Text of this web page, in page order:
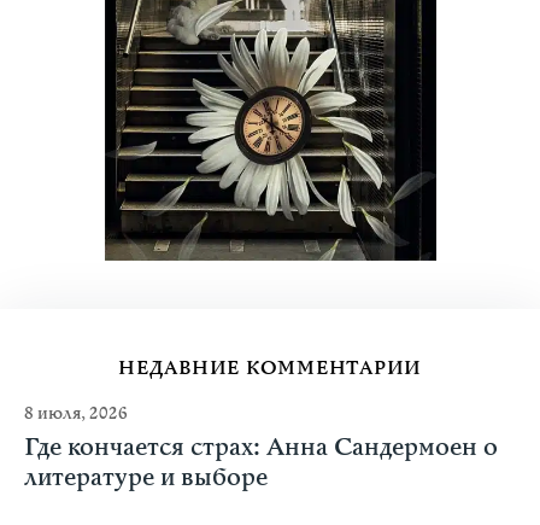
НЕДАВНИЕ КОММЕНТАРИИ
8 июля, 2026
Где кончается страх: Анна Сандермоен о
литературе и выборе